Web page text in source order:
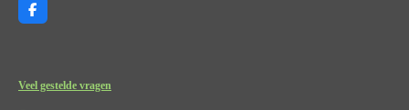
F
a
o
o
Veel gestelde vragen